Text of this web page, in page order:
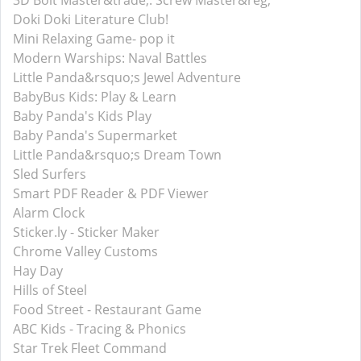
Doki Doki Literature Club!
Mini Relaxing Game- pop it
Modern Warships: Naval Battles
Little Panda&rsquo;s Jewel Adventure
BabyBus Kids: Play & Learn
Baby Panda's Kids Play
Baby Panda's Supermarket
Little Panda&rsquo;s Dream Town
Sled Surfers
Smart PDF Reader & PDF Viewer
Alarm Clock
Sticker.ly - Sticker Maker
Chrome Valley Customs
Hay Day
Hills of Steel
Food Street - Restaurant Game
ABC Kids - Tracing & Phonics
Star Trek Fleet Command